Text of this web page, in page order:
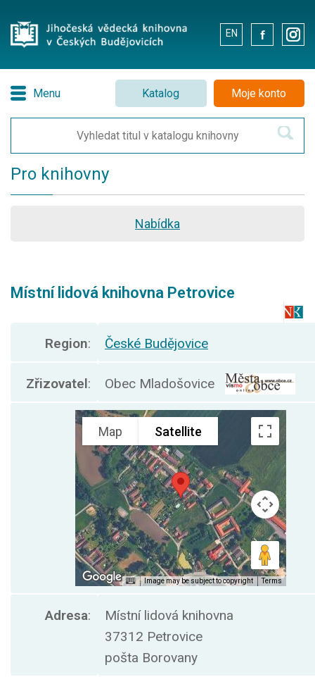
EN . .
Menu Katalog Moje konto
Pro knihovny
Nabídka
Místní lidová knihovna Petrovice
Region: České Budějovice
Zřizovatel: Obec Mladošovice
Adresa:
Místní lidová knihovna
37312 Petrovice
pošta Borovany